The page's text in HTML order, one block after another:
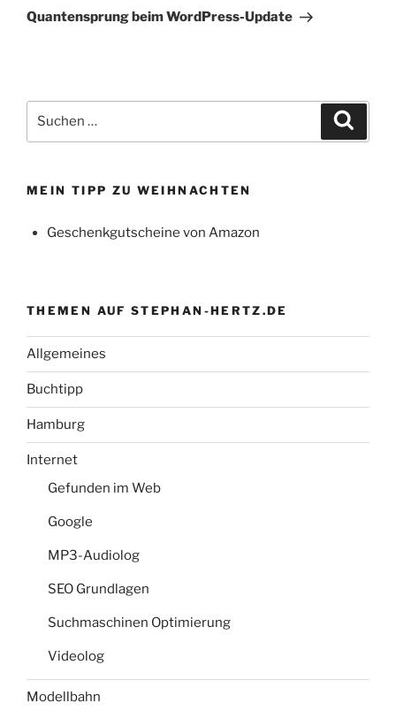
Beitrag
Quantensprung beim WordPress-Update
nach:
MEIN TIPP ZU WEIHNACHTEN
Geschenkgutscheine von Amazon
THEMEN AUF STEPHAN-HERTZ.DE
Allgemeines
Buchtipp
Hamburg
Internet
Gefunden im Web
Google
MP3-Audiolog
SEO Grundlagen
Suchmaschinen Optimierung
Videolog
Modellbahn